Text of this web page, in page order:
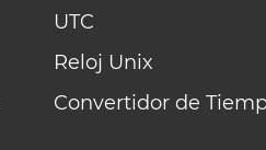
UTC
Reloj Unix
Convertidor de